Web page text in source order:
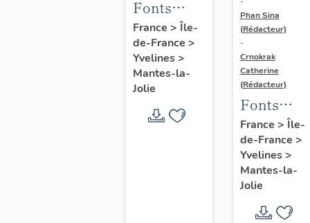
Fonts
Baptismaux
France > Île-
de-France >
Yvelines>
Mantes-la-
Jolie
Phan Sina
(Rédacteur)
-
Crnokrak
Catherine
(Rédacteur)
Fonts
France > Île-
de-France >
Yvelines>
Mantes-la-
Jolie